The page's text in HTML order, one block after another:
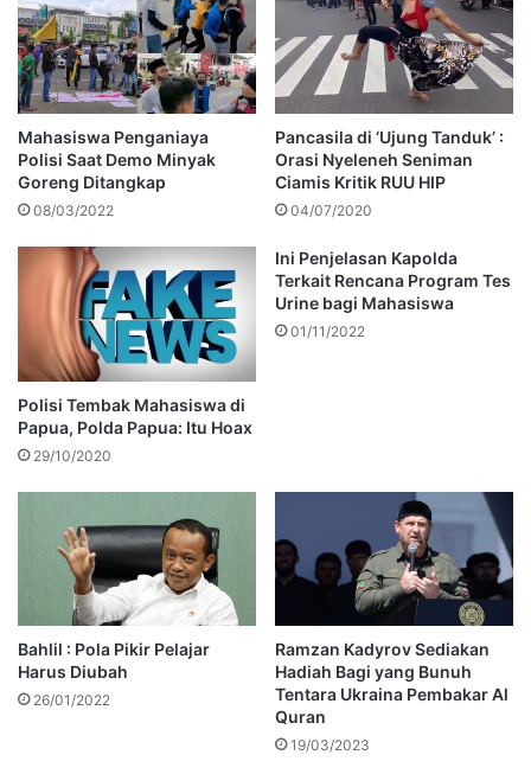
Mahasiswa Penganiaya
Polisi Saat Demo Minyak
Goreng Ditangkap
08/03/2022
Pancasila di ‘Ujung Tanduk’ :
Orasi Nyeleneh Seniman
Ciamis Kritik RUU HIP
04/07/2020
Polisi Tembak Mahasiswa di
Papua, Polda Papua: Itu Hoax
29/10/2020
Ini Penjelasan Kapolda
Terkait Rencana Program Tes
Urine bagi Mahasiswa
01/11/2022
Bahlil : Pola Pikir Pelajar
Harus Diubah
26/01/2022
Ramzan Kadyrov Sediakan
Hadiah Bagi yang Bunuh
Tentara Ukraina Pembakar Al
Quran
19/03/2023